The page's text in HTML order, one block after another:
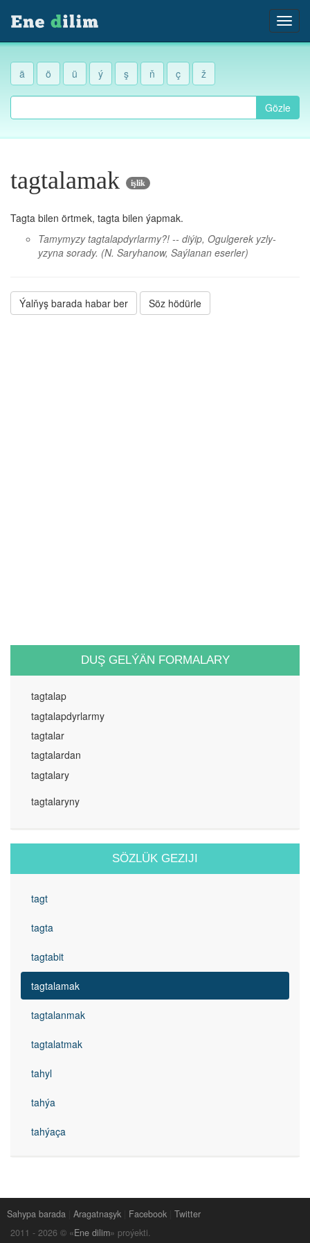
ä ö ü ý ş ň ç ž
Gözle
tagtalamak işlik
Tagta bilen örtmek, tagta bilen ýapmak.
Tamymyzy tagtalapdyrlarmy?! -- diýip, Ogulgerek yzly-
yzyna sorady. (N. Saryhanow, Saýlanan eserler)
Ýalňyş barada habar ber Söz hödürle
DUŞ GELÝÄN FORMALARY
tagtalap
tagtalapdyrlarmy
tagtalar
tagtalardan
tagtalary
tagtalaryny
SÖZLÜK GEZIJI
tagt
tagta
tagtabit
tagtalamak
tagtalanmak
tagtalatmak
tahyl
tahýa
tahýaça
Sahypa barada Aragatnaşyk Facebook
Twitter
2011 - 2026 © «Ene dilim» proýekti.